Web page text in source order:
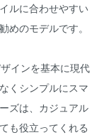
ルに合わせやすい
めのモデルです。
インを基本に現代
くシンプルにスマ
ズは、カジュアル
も役立ってくれる